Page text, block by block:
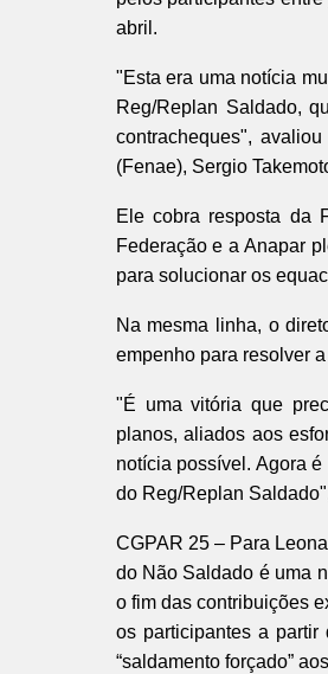
abril.
"Esta era uma notícia
Reg/Replan Saldado,
contracheques",
(Fenae), Sergio
Ele cobra resposta da
Federação e a Anapar
para solucionar os
Na mesma linha, o
empenho para resolver
"É uma vitória que
planos, aliados aos
notícia possível. Agora
do Reg/Replan
CGPAR 25 – Para
do Não Saldado é uma
o fim das contribuições
os participantes a
“saldamento forçado”